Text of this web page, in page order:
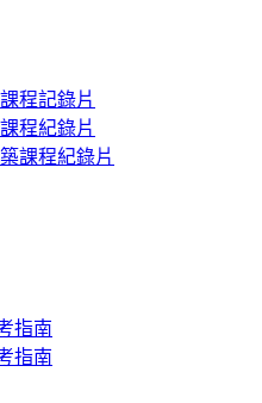
程記錄片
程紀錄片
課程紀錄片
指南
指南